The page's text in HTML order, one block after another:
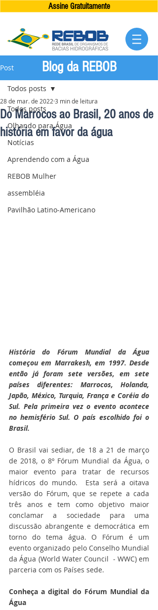
Assine Gratuitamente
Post
Todos posts
Olhando para Água
Notícias
Aprendendo com a Água
REBOB Mulher
assembléia
Pavilhão Latino-Americano
Todos posts
Do Marrocos ao Brasil, 20 anos de
história em favor da água
28 de mar. de 2022 3 min de leitura
História do Fórum Mundial da Água
começou em Marrakesh, em 1997. Desde
então já foram sete versões, em sete
países diferentes: Marrocos, Holanda,
Japão, México, Turquia, França e Coréia do
Sul. Pela primeira vez o evento acontece
no hemisfério Sul. O país escolhido foi o
Brasil.
O Brasil vai sediar, de 18 a 21 de março
de 2018, o 8º Fórum Mundial da Água, o
maior evento para tratar de recursos
hídricos do mundo.  Esta será a oitava
versão do Fórum, que se repete a cada
três anos e tem como objetivo maior
conclamar a sociedade para uma
discussão abrangente e democrática em
torno do tema água. O Fórum é um
evento organizado pelo Conselho Mundial
da Água (World Water Council  - WWC) em
parceria com os Países sede.
Conheça a digital do Fórum Mundial da
Água
Blog da REBOB